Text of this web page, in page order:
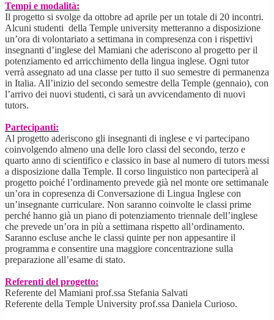
Tempi e modalità:
Il progetto si svolge da ottobre ad aprile per un totale di 20 incontri.
Alcuni studenti della Temple university metteranno a disposizione
un’ora di volontariato a settimana in compresenza con i rispettivi
insegnanti d’inglese del Mamiani che aderiscono al progetto per il
potenziamento ed arricchimento della lingua inglese. Ogni tutor
verrà assegnato ad una classe per tutto il suo semestre di permanenza
in Italia. All’inizio del secondo semestre della Temple (gennaio), con
l’arrivo dei nuovi studenti, ci sarà un avvicendamento di nuovi
tutors.
Partecipanti:
Al progetto aderiscono gli insegnanti di inglese e vi partecipano
coinvolgendo almeno una delle loro classi del secondo, terzo e
quarto anno di scientifico e classico in base al numero di tutors messi
a disposizione dalla Temple. Il corso linguistico non parteciperà al
progetto poiché l’ordinamento prevede già nel monte ore settimanale
un’ora in copresenza di Conversazione di Lingua Inglese con
un’insegnante curriculare. Non saranno coinvolte le classi prime
perché hanno già un piano di potenziamento triennale dell’inglese
che prevede un’ora in più a settimana rispetto all’ordinamento.
Saranno escluse anche le classi quinte per non appesantire il
programma e consentire una maggiore concentrazione sulla
preparazione all’esame di stato.
Referenti del progetto:
Referente del Mamiani prof.ssa Stefania Salvati
Referente della Temple University prof.ssa Daniela Curioso.